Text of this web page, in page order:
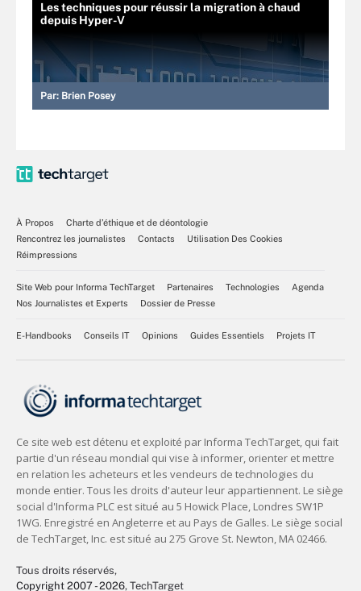
Les techniques pour réussir la migration à chaud
depuis Hyper-V
Par: Brien Posey
À Propos
Charte d’éthique et de déontologie
Rencontrez les journalistes
Contacts
Utilisation Des Cookies
Réimpressions
Site Web pour Informa TechTarget Partenaires Technologies
Agenda
Nos Journalistes et Experts
Dossier de Presse
E-Handbooks Conseils IT Opinions Guides Essentiels Projets IT
Tous droits réservés,
Copyright 2007 - 2026, TechTarget